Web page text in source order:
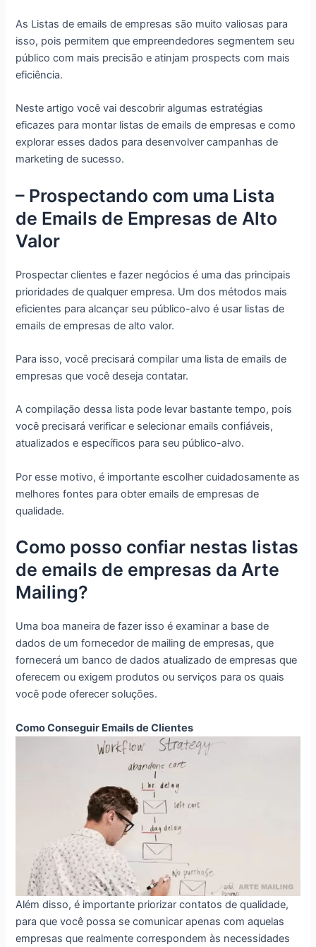
As Listas de emails de empresas são muito valiosas para
isso, pois permitem que empreendedores segmentem seu
público com mais precisão e atinjam prospects com mais
eficiência.
Neste artigo você vai descobrir algumas estratégias
eficazes para montar listas de emails de empresas e como
explorar esses dados para desenvolver campanhas de
marketing de sucesso.
– Prospectando com uma Lista
de Emails de Empresas de Alto
Valor
Prospectar clientes e fazer negócios é uma das principais
prioridades de qualquer empresa. Um dos métodos mais
eficientes para alcançar seu público-alvo é usar listas de
emails de empresas de alto valor.
Para isso, você precisará compilar uma lista de emails de
empresas que você deseja contatar.
A compilação dessa lista pode levar bastante tempo, pois
você precisará verificar e selecionar emails confiáveis,
atualizados e específicos para seu público-alvo.
Por esse motivo, é importante escolher cuidadosamente as
melhores fontes para obter emails de empresas de
qualidade.
Como posso confiar nestas listas
de emails de empresas da Arte
Mailing?
Uma boa maneira de fazer isso é examinar a base de
dados de um fornecedor de mailing de empresas, que
fornecerá um banco de dados atualizado de empresas que
oferecem ou exigem produtos ou serviços para os quais
você pode oferecer soluções.
Como Conseguir Emails de Clientes
Além disso, é importante priorizar contatos de qualidade,
para que você possa se comunicar apenas com aquelas
empresas que realmente correspondem às necessidades